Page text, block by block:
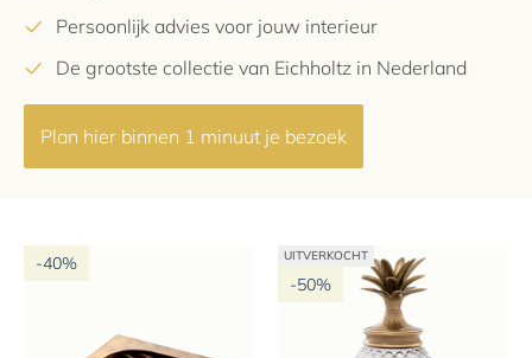
Persoonlijk advies voor jouw interieur
De grootste collectie van Eichholtz in Nederland
Plan hier binnen 1 minuut je bezoek
-40% UITVERKOCHT
-50%